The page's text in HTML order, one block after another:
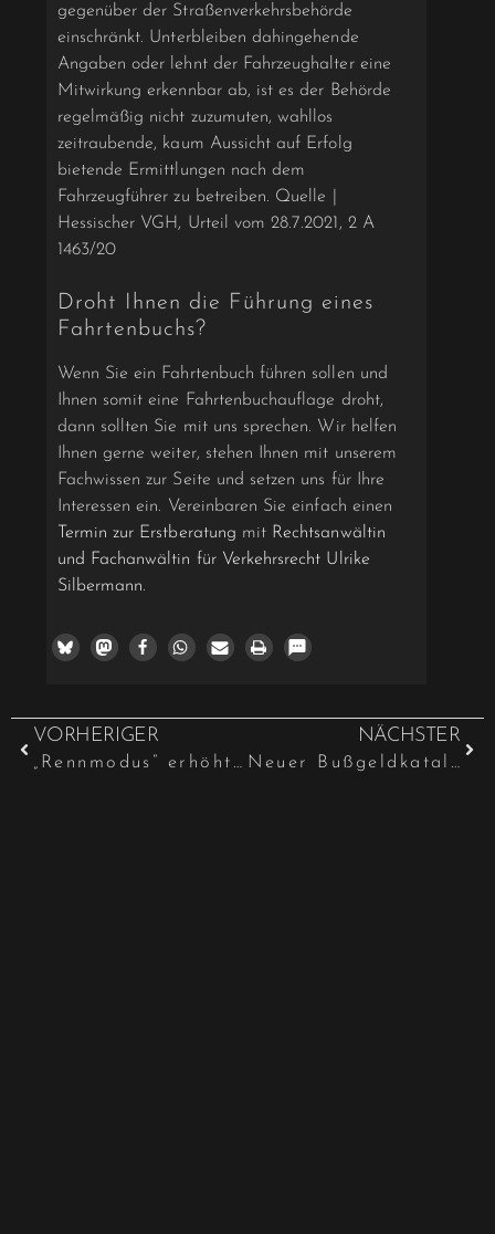
gegenüber der Straßenverkehrsbehörde
einschränkt. Unterbleiben dahingehende
Angaben oder lehnt der Fahrzeughalter eine
Mitwirkung erkennbar ab, ist es der Behörde
regelmäßig nicht zuzumuten, wahllos
zeitraubende, kaum Aussicht auf Erfolg
bietende Ermittlungen nach dem
Fahrzeugführer zu betreiben. Quelle |
Hessischer VGH, Urteil vom 28.7.2021, 2 A
1463/20
Droht Ihnen die Führung eines
Fahrtenbuchs?
Wenn Sie ein Fahrtenbuch führen sollen und
Ihnen somit eine Fahrtenbuchauflage droht,
dann sollten Sie mit uns sprechen. Wir helfen
Ihnen gerne weiter, stehen Ihnen mit unserem
Fachwissen zur Seite und setzen uns für Ihre
Interessen ein. Vereinbaren Sie einfach einen
Termin zur Erstberatung mit Rechtsanwältin
und Fachanwältin für Verkehrsrecht Ulrike
Silbermann.
VORHERIGER
„Rennmodus“ erhöht Betriebsgefahr
NÄCHSTER
Neuer Bußgeldkatalog gilt ab 9.11.2021